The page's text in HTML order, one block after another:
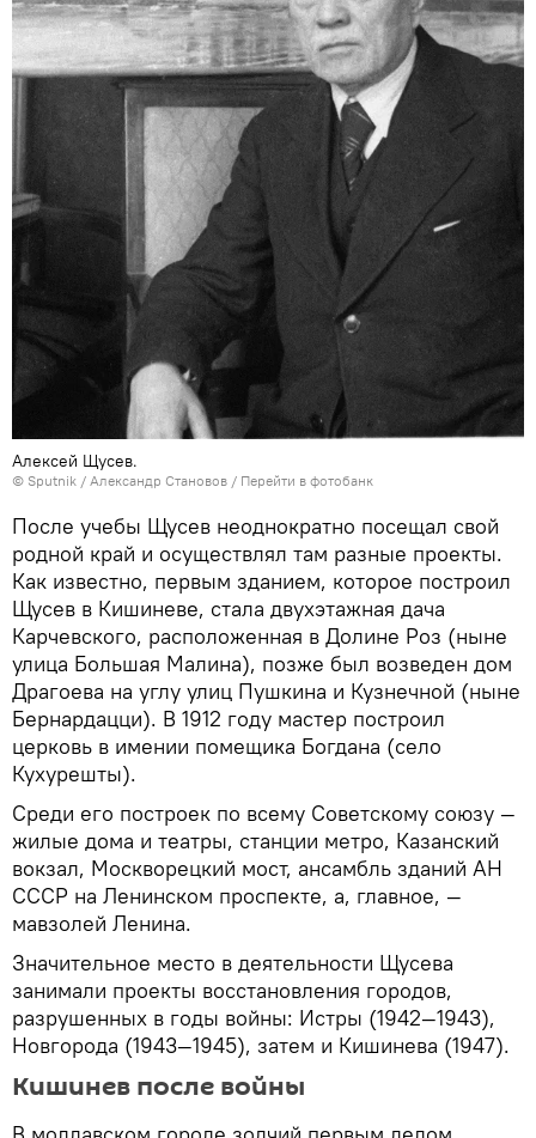
Алексей Щусев.
© Sputnik / Александр Становов / Перейти в фотобанк
После учебы Щусев неоднократно посещал свой
родной край и осуществлял там разные проекты.
Как известно, первым зданием, которое построил
Щусев в Кишиневе, стала двухэтажная дача
Карчевского, расположенная в Долине Роз (ныне
улица Большая Малина), позже был возведен дом
Драгоева на углу улиц Пушкина и Кузнечной (ныне
Бернардацци). В 1912 году мастер построил
церковь в имении помещика Богдана (село
Кухурешты).
Среди его построек по всему Советскому союзу —
жилые дома и театры, станции метро, Казанский
вокзал, Москворецкий мост, ансамбль зданий АН
СССР на Ленинском проспекте, а, главное, —
мавзолей Ленина.
Значительное место в деятельности Щусева
занимали проекты восстановления городов,
разрушенных в годы войны: Истры (1942—1943),
Новгорода (1943—1945), затем и Кишинева (1947).
Кишинев после войны